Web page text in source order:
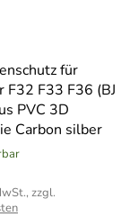
für
F32 F33 F36 (BJ
PVC 3D
Carbon silber
zzgl.